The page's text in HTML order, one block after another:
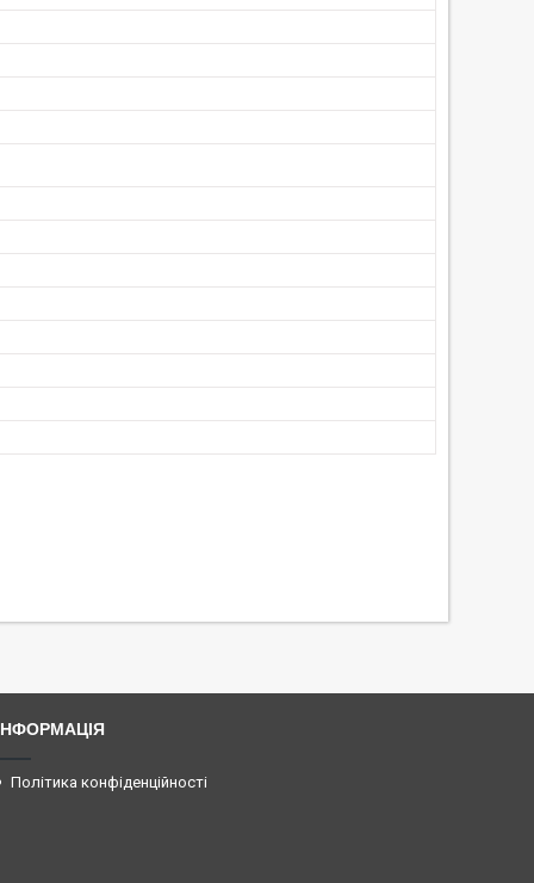
Політика конфіденційності